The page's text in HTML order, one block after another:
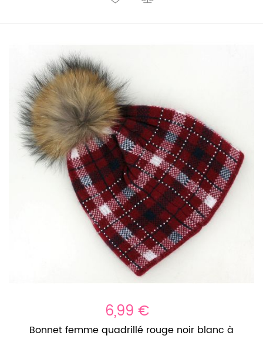
6,99 €
Bonnet femme quadrillé rouge noir blanc à